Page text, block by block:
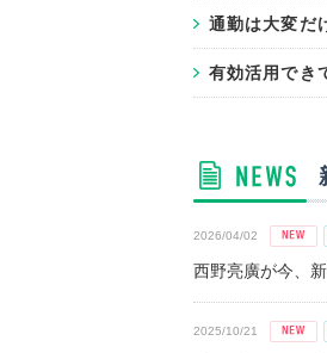
通勤は大変だ
有効活用でき
2026/04/02
西野亮廣が今、
2025/10/21